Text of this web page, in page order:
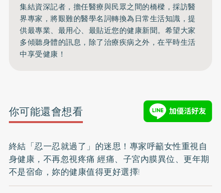
集結資深記者，擔任醫療與民眾之間的橋樑，採訪醫
界專家，將艱難的醫學名詞轉換為日常生活知識，提
供最專業、最用心、最貼近您的健康新聞。希望大家
多傾聽身體的訊息，除了治療疾病之外，在平時生活
中享受健康！
你可能還會想看
終結「忍一忍就過了」的迷思！專家呼籲女性重視自
身健康，不再忽視疼痛 經痛、子宮內膜異位、更年期
不是宿命，妳的健康值得更好選擇!